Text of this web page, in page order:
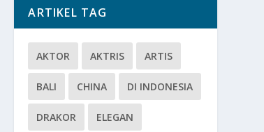
ARTIKEL TAG
AKTOR AKTRIS ARTIS
BALI CHINA DI INDONESIA
DRAKOR ELEGAN